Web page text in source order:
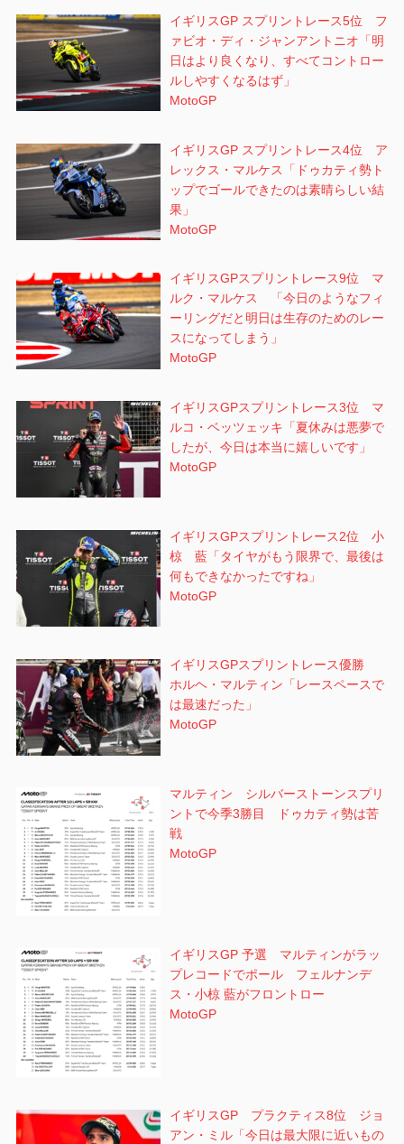
イギリスGP スプリントレース5位 フ
ァビオ・ディ・ジャンアントニオ「明
日はより良くなり、すべてコントロー
ルしやすくなるはず」
MotoGP
イギリスGP スプリントレース4位 ア
レックス・マルケス「ドゥカティ勢ト
ップでゴールできたのは素晴らしい結
果」
MotoGP
イギリスGPスプリントレース9位 マ
ルク・マルケス 「今日のようなフィ
ーリングだと明日は生存のためのレー
スになってしまう」
MotoGP
イギリスGPスプリントレース3位 マ
ルコ・ベッツェッキ「夏休みは悪夢で
したが、今日は本当に嬉しいです」
MotoGP
イギリスGPスプリントレース2位 小
椋 藍「タイヤがもう限界で、最後は
何もできなかったですね」
MotoGP
イギリスGPスプリントレース優勝
ホルヘ・マルティン「レースペースで
は最速だった」
MotoGP
マルティン シルバーストーンスプリ
ントで今季3勝目 ドゥカティ勢は苦
戦
MotoGP
イギリスGP 予選 マルティンがラッ
プレコードでポール フェルナンデ
ス・小椋 藍がフロントロー
MotoGP
イギリスGP プラクティス8位 ジョ
アン・ミル「今日は最大限に近いもの